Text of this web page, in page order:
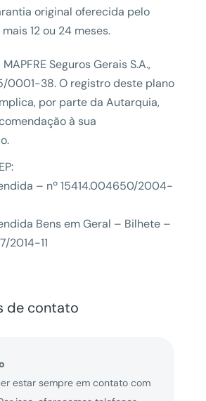
original oferecida pelo
12 ou 24 meses.
Seguros Gerais S.A.,
0001-38. O registro deste plano
por parte da Autarquia,
à sua
– nº 15414.004650/2004-
Bens em Geral – Bilhete –
2014-11
de contato
estar sempre em contato com